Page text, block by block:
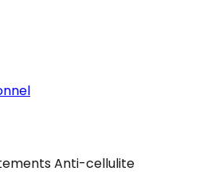
Anti-cellulite